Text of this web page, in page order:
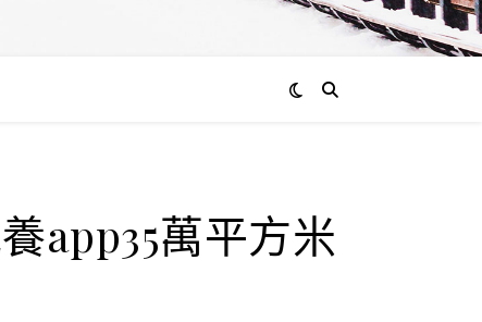
app35萬平方米